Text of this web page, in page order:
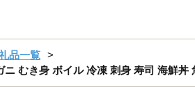
品一覧
むき身 ボイル 冷凍 刺身 寿司 海鮮丼